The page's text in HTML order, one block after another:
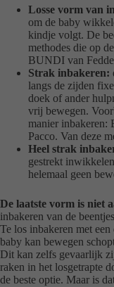
Losse vorm van
om de baby
kindje volgt. De
methodes die op
BUNDI van
Strak inbakeren:
langs de zijden
doek of ander
vrij bewegen.
manier inbakeren:
Pacco. Van deze
Heel strak
gestrekt
helemaal geen
De laatste vorm is niet
inbakeren van de
Te los inbakeren met
baby kan bewegen
Dit kan zelfs gevaarlijk
raken in het losgetrapte
de beste optie. Maar is